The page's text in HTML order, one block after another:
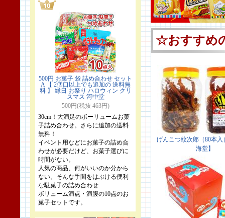
500円 お菓子 袋 詰め合わせ セット
A 【 2個口以上でも追加の 送料無
料 】 縁日 お祭り ハロウィン クリ
スマス 河中堂
500円(税抜 463円)
30cm！大満足のボーリュームお菓
子詰め合わせ。さらに追加の送料
無料！
イベント用などにお菓子の詰め合
わせが必要だけど、お菓子選びに
時間がない。
人気の商品、何がいいのか分から
ない。そんな手間をはぶける便利
な駄菓子の詰め合わせ
ボリューム満点・満腹の10点のお
菓子セットです。